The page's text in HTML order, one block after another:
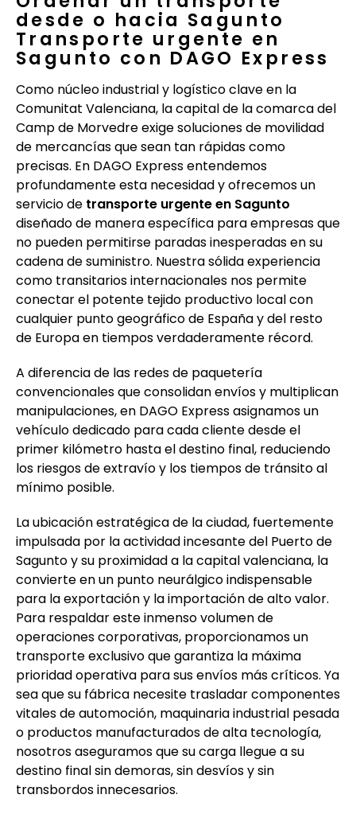
desde o hacia Sagunto
Transporte urgente en
Sagunto con DAGO Express
Como núcleo industrial y logístico clave en la
Comunitat Valenciana, la capital de la comarca del
Camp de Morvedre exige soluciones de movilidad
de mercancías que sean tan rápidas como
precisas. En DAGO Express entendemos
profundamente esta necesidad y ofrecemos un
servicio de transporte urgente en Sagunto
diseñado de manera específica para empresas que
no pueden permitirse paradas inesperadas en su
cadena de suministro. Nuestra sólida experiencia
como transitarios internacionales nos permite
conectar el potente tejido productivo local con
cualquier punto geográfico de España y del resto
de Europa en tiempos verdaderamente récord.
A diferencia de las redes de paquetería
convencionales que consolidan envíos y multiplican
manipulaciones, en DAGO Express asignamos un
vehículo dedicado para cada cliente desde el
primer kilómetro hasta el destino final, reduciendo
los riesgos de extravío y los tiempos de tránsito al
mínimo posible.
La ubicación estratégica de la ciudad, fuertemente
impulsada por la actividad incesante del Puerto de
Sagunto y su proximidad a la capital valenciana, la
convierte en un punto neurálgico indispensable
para la exportación y la importación de alto valor.
Para respaldar este inmenso volumen de
operaciones corporativas, proporcionamos un
transporte exclusivo que garantiza la máxima
prioridad operativa para sus envíos más críticos. Ya
sea que su fábrica necesite trasladar componentes
vitales de automoción, maquinaria industrial pesada
o productos manufacturados de alta tecnología,
nosotros aseguramos que su carga llegue a su
destino final sin demoras, sin desvíos y sin
transbordos innecesarios.